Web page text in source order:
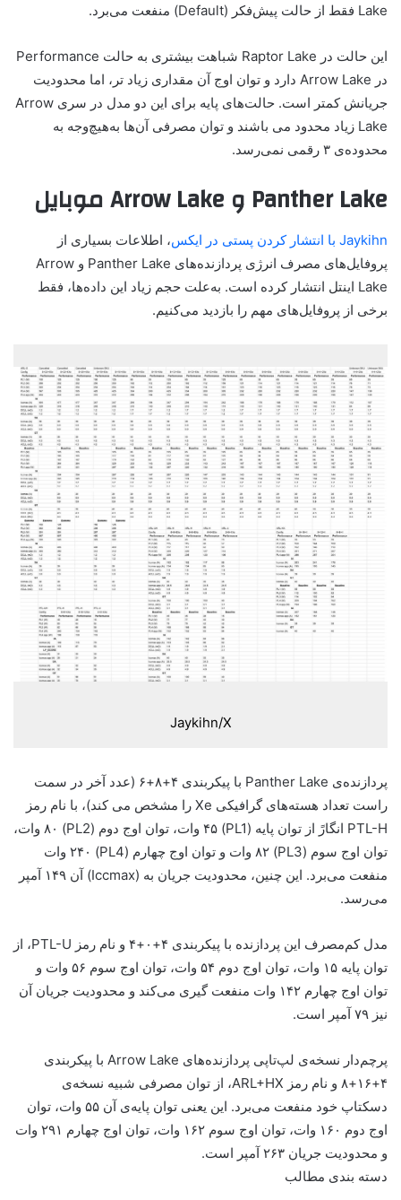
Lake فقط از حالت پیش‌فکر (Default) منفعت می‌برد.
این حالت در Raptor Lake شباهت بیشتری به حالت Performance
در Arrow Lake دارد و توان اوج آن مقداری زیاد تر، اما محدودیت
جریانش کمتر است. حالت‌های پایه برای این دو مدل در سری Arrow
Lake زیاد محدود می باشند و توان مصرفی آن‌ها به‌هیچ‌وجه به
محدوده‌ی ۳ رقمی نمی‌رسد.
Panther Lake و Arrow Lake موبایل
Jaykihn با انتشار کردن پستی در ایکس
، اطلاعات بسیاری از
پروفایل‌های مصرف انرژی پردازنده‌های Panther Lake و Arrow
Lake اینتل انتشار کرده است. به‌علت حجم زیاد این داده‌ها، فقط
برخی از پروفایل‌های مهم را بازدید می‌کنیم.
Jaykihn/X
پردازنده‌‌ی Panther Lake با پیکربندی ۴+۸+۶ (عدد آخر در سمت
راست تعداد هسته‌های گرافیکی Xe را مشخص می کند)، با نام رمز
PTL-H انگارً از توان پایه (PL1) ۴۵ وات، توان اوج دوم (PL2) ۸۰ وات،
توان اوج سوم (PL3) ۸۲ وات و توان اوج چهارم (PL4) ۲۴۰ وات
منفعت می‌برد. این چنین، محدودیت جریان به (Iccmax) آن ۱۴۹ آمپر
می‌رسد.
مدل کم‌مصرف این پردازنده با پیکربندی ۴+۰+۴ و نام رمز PTL-U، از
توان پایه ۱۵ وات، توان اوج دوم ۵۴ وات، توان اوج سوم ۵۶ وات و
توان اوج چهارم ۱۴۲ وات منفعت گیری می‌کند و محدودیت جریان آن
نیز ۷۹ آمپر است.
پرچم‌دار نسخه‌ی لپ‌تاپی پردازنده‌های Arrow Lake با پیکربندی
۴+۱۶+۸ و نام رمز ARL+HX، از توان مصرفی شبیه نسخه‌ی
دسکتاپ خود منفعت می‌برد. این یعنی توان پایه‌ی آن ۵۵ وات، توان
اوج دوم ۱۶۰ وات، توان اوج سوم ۱۶۲ وات، توان اوج چهارم ۲۹۱ وات
و محدودیت جریان ۲۶۳ آمپر است.
دسته بندی مطالب